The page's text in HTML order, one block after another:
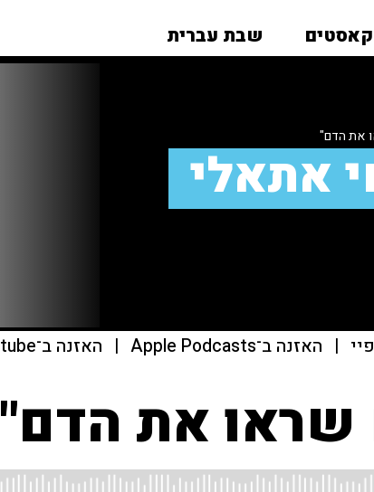
שבת עברית
את הדם"
אתאלי
| האזנה ב־Apple Podcasts | האזנה ב־youtube
שראו את הדם"